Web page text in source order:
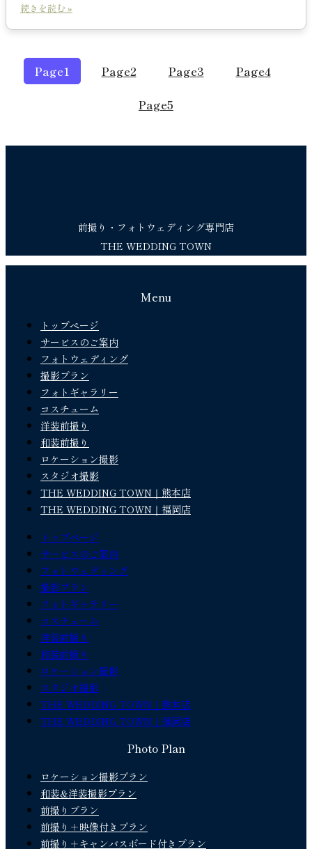
続きを読む »
Page1 Page2 Page3 Page4
Page5
前撮り・フォトウェディング専門店
THE WEDDING TOWN
Menu
トップページ
サービスのご案内
フォトウェディング
撮影プラン
フォトギャラリー
コスチューム
洋装前撮り
和装前撮り
ロケーション撮影
スタジオ撮影
THE WEDDING TOWN｜熊本店
THE WEDDING TOWN｜福岡店
トップページ
サービスのご案内
フォトウェディング
撮影プラン
フォトギャラリー
コスチューム
洋装前撮り
和装前撮り
ロケーション撮影
スタジオ撮影
THE WEDDING TOWN｜熊本店
THE WEDDING TOWN｜福岡店
Photo Plan
ロケーション撮影プラン
和装&洋装撮影プラン
前撮りプラン
前撮り＋映像付きプラン
前撮り＋キャンバスボード付きプラン